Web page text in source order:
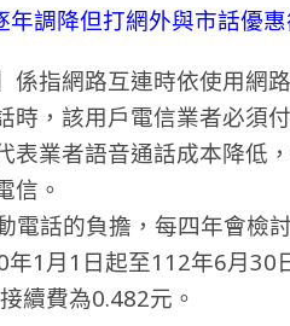
年調降但打網外與市話優
係指網路互連時依使用網
時，該用戶電信業者必須
表業者語音通話成本降低
信。
電話的負擔，每四年會檢
1月1日起至112年6月30
續費為0.482元。